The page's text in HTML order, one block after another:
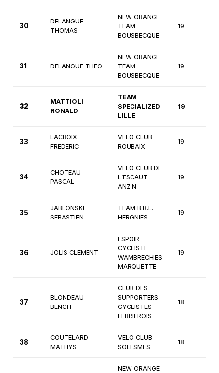
30
DELANGUE
THOMAS
NEW ORANGE
TEAM
BOUSBECQUE
19
31 DELANGUE THEO
NEW ORANGE
TEAM
BOUSBECQUE
19
32
MATTIOLI
RONALD
TEAM
SPECIALIZED
LILLE
19
33
LACROIX
FREDERIC
VELO CLUB
ROUBAIX
19
34
CHOTEAU
PASCAL
VELO CLUB DE
L’ESCAUT
ANZIN
19
35
JABLONSKI
SEBASTIEN
TEAM B.B.L.
HERGNIES
19
36 JOLIS CLEMENT
ESPOIR
CYCLISTE
WAMBRECHIES
MARQUETTE
19
37
BLONDEAU
BENOIT
CLUB DES
SUPPORTERS
CYCLISTES
FERRIEROIS
18
38
COUTELARD
MATHYS
VELO CLUB
SOLESMES
18
NEW ORANGE